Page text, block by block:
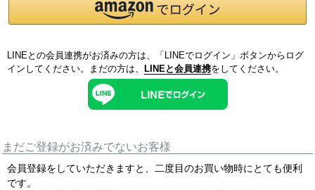
LINEとの会員連携がお済みの方は、「LINEでログイン」ボタンからログ
インしてください。まだの方は、
LINEと会員連携をしてください。
まだご登録がお済みでないお客様
会員登録をしていただきますと、二度目のお買い物時にとても便利
です。